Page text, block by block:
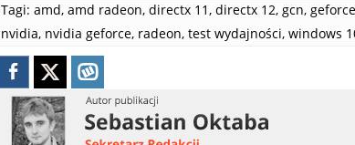
Tagi: amd, amd radeon, directx 11, directx 12, gcn, geforce
nvidia, nvidia geforce, radeon, test wydajności, windows